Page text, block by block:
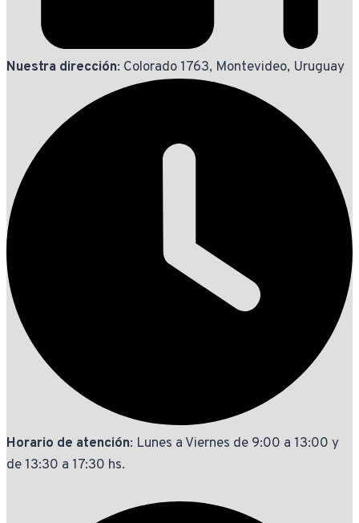
Nuestra dirección: Colorado 1763, Montevideo, Uruguay
Horario de atención: Lunes a Viernes de 9:00 a 13:00 y
de 13:30 a 17:30 hs.